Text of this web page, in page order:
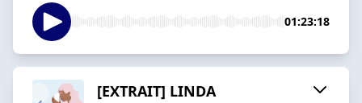
01:23:18
[EXTRAIT] LINDA